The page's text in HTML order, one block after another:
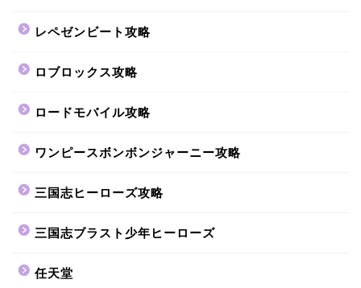
レペゼンビート攻略
ロブロックス攻略
ロードモバイル攻略
ワンピースボンボンジャーニー攻略
三国志ヒーローズ攻略
三国志ブラスト少年ヒーローズ
任天堂